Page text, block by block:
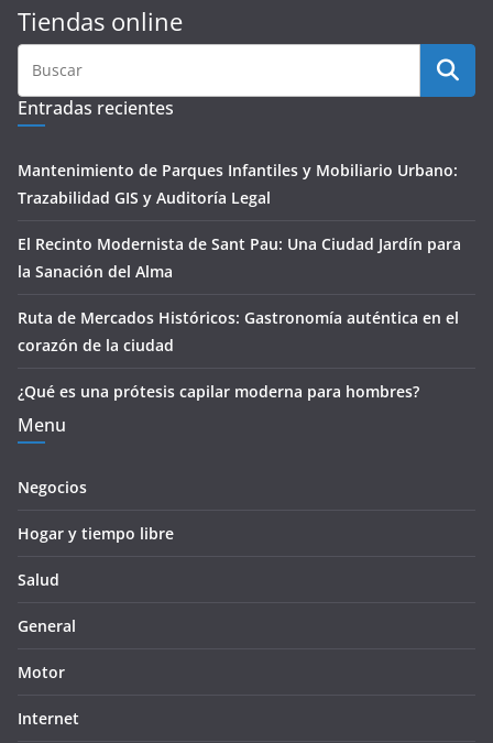
Tiendas online
Entradas recientes
Mantenimiento de Parques Infantiles y Mobiliario Urbano:
Trazabilidad GIS y Auditoría Legal
El Recinto Modernista de Sant Pau: Una Ciudad Jardín para
la Sanación del Alma
Ruta de Mercados Históricos: Gastronomía auténtica en el
corazón de la ciudad
¿Qué es una prótesis capilar moderna para hombres?
Menu
Negocios
Hogar y tiempo libre
Salud
General
Motor
Internet